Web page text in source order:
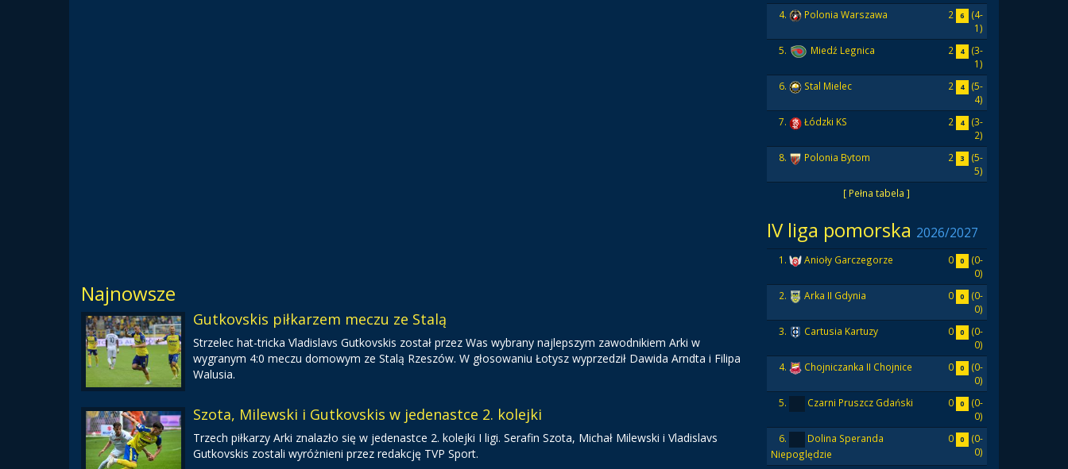
Najnowsze
Gutkovskis piłkarzem meczu ze Stalą
Strzelec hat-tricka Vladislavs Gutkovskis został przez Was wybrany najlepszym zawodnikiem Arki w
wygranym 4:0 meczu domowym ze Stalą Rzeszów. W głosowaniu Łotysz wyprzedził Dawida Arndta i Filipa
Walusia.
Szota, Milewski i Gutkovskis w jedenastce 2. kolejki
Trzech piłkarzy Arki znalazło się w jedenastce 2. kolejki I ligi. Serafin Szota, Michał Milewski i Vladislavs
Gutkovskis zostali wyróżnieni przez redakcję TVP Sport.
[ Pełna tabela ]
4.
Polonia Warszawa 2 6
(4-
1)
5.
Miedź Legnica 2 4
(3-
1)
6.
Stal Mielec 2 4
(5-
4)
7.
Łódzki KS 2 4
(3-
2)
8.
Polonia Bytom 2 3
(5-
5)
IV liga pomorska 2026/2027
1. Anioły Garczegorze 0 0
(0-
0)
2.
Arka II Gdynia 0 0
(0-
0)
3.
Cartusia Kartuzy 0 0
(0-
0)
4.
Chojniczanka II Chojnice 0 0
(0-
0)
5.
Czarni Pruszcz Gdański 0 0
(0-
0)
6.
Dolina Speranda
Niepoględzie
0 0
(0-
0)